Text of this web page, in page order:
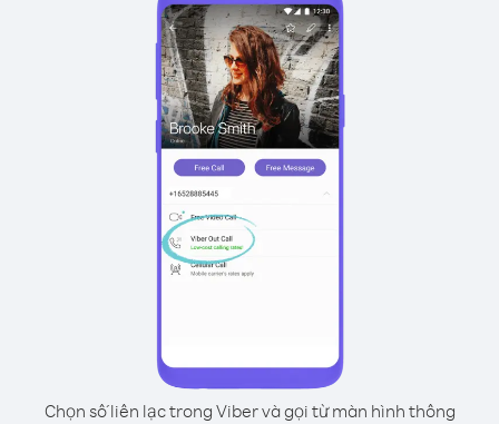
Chọn số liên lạc trong Viber và gọi từ màn hình thông